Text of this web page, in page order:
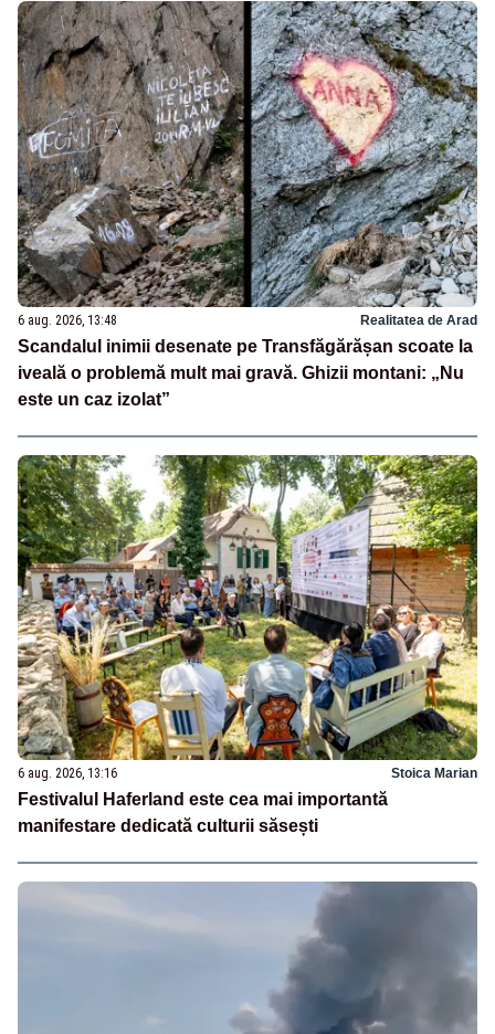
6 aug. 2026, 13:48 Realitatea de Arad
Scandalul inimii desenate pe Transfăgărășan scoate la
iveală o problemă mult mai gravă. Ghizii montani: „Nu
este un caz izolat”
6 aug. 2026, 13:16 Stoica Marian
Festivalul Haferland este cea mai importantă
manifestare dedicată culturii săsești